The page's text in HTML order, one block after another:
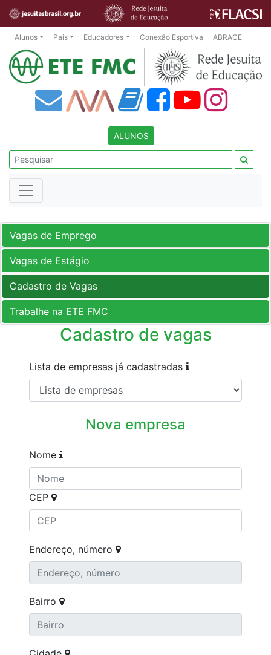
Alunos Pais Educadores Conexão Esportiva ABRACE
ALUNOS
Vagas de Emprego
Vagas de Estágio
Cadastro de Vagas
Trabalhe na ETE FMC
Cadastro de vagas
Lista de empresas já cadastradas
Nova empresa
Nome
CEP
Endereço, número
Bairro